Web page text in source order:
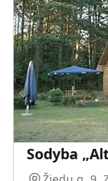
Sodyba